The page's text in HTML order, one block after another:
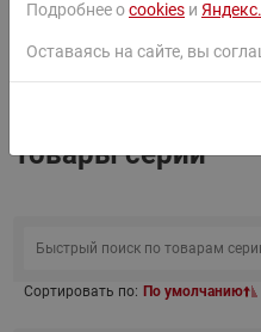
Техническое описание
Товары серии
Сортировать по: По умолчанию
Подробнее оcookies и
Оставаясь на сайте, вы